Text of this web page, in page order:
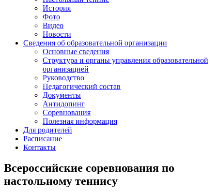
История
Фото
Видео
Новости
Сведения об образовательной организации
Основные сведения
Структура и органы управления образовательной
организацией
Руководство
Педагогический состав
Документы
Антидопинг
Соревнования
Полезная информация
Для родителей
Расписание
Контакты
Всероссийские соревнования по
настольному теннису